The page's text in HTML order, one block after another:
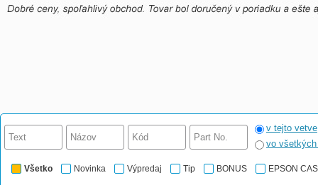
v tejto vetve
vo
Všetko Novinka Výpredaj Tip BONUS EPSON